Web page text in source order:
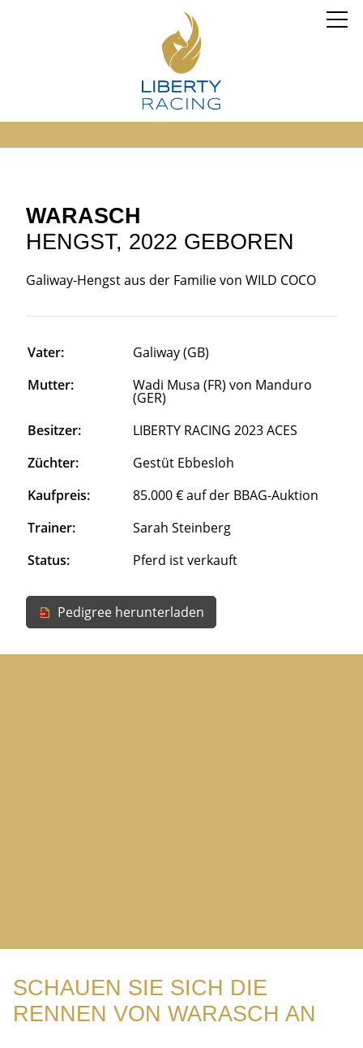
WARASCH
HENGST, 2022 GEBOREN
Galiway-Hengst aus der Familie von WILD COCO
Vater:
Galiway (GB)
Mutter:
Wadi Musa (FR) von Manduro
(GER)
Besitzer:
LIBERTY RACING 2023 ACES
Züchter:
Gestüt Ebbesloh
Kaufpreis:
85.000 € auf der BBAG-Auktion
Trainer:
Sarah Steinberg
Status:
Pferd ist verkauft
Pedigree herunterladen
SCHAUEN SIE SICH DIE
RENNEN VON WARASCH AN